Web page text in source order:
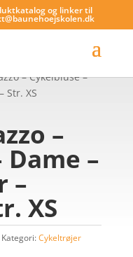
og linker til
– Cykelbluse –
Str. XS
–
–
–
XS
Kategori:Cykeltrøjer